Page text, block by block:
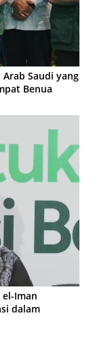
Arab Saudi yang
Benua
el-Iman
dalam